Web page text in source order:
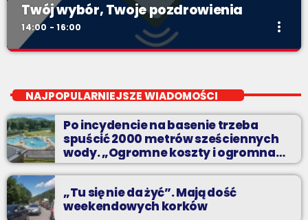
Twój wybór, Twoje pozdrowienia
14:00 - 16:00 more_vert
Niedziele od 14 do 16
Zadzwoń do nas, wybierz jedną z dwóch muzycznych
propozycji i pozdrów bliskich na żywo w Radiu BIELSKO.
NAJPOPULARNIEJSZE WIADOMOŚCI
Po incydencie na basenie trzeba
spuścić 2000 metrów sześciennych
wody. „Ogromne koszty i ogromna
praca”
„Tu się nie da żyć”. Mają dość
weekendowych korków